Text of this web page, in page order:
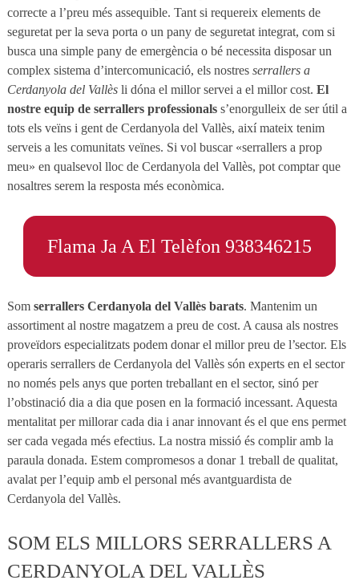
correcte a l’preu més assequible. Tant si requereix elements de
seguretat per la seva porta o un pany de seguretat integrat, com si
busca una simple pany de emergència o bé necessita disposar un
complex sistema d’intercomunicació, els nostres serrallers a
Cerdanyola del Vallèsli dóna el millor servei a el millor cost. El
nostre equip de serrallers professionalss’enorgulleix de ser útil a
tots els veïns i gent de Cerdanyola del Vallès, així mateix tenim
serveis a les comunitats veïnes. Si vol buscar «serrallers a prop
meu» en qualsevol lloc de Cerdanyola del Vallès, pot comptar que
nosaltres serem la resposta més econòmica.
Flama Ja A El Telèfon 938346215
Som serrallers Cerdanyola del Vallès barats. Mantenim un
assortiment al nostre magatzem a preu de cost. A causa als nostres
proveïdors especialitzats podem donar el millor preu de l’sector. Els
operaris serrallers de Cerdanyola del Vallès són experts en el sector
no només pels anys que porten treballant en el sector, sinó per
l’obstinació dia a dia que posen en la formació incessant. Aquesta
mentalitat per millorar cada dia i anar innovant és el que ens permet
ser cada vegada més efectius. La nostra missió és complir amb la
paraula donada. Estem compromesos a donar 1 treball de qualitat,
avalat per l’equip amb el personal més avantguardista de
Cerdanyola del Vallès.
SOM ELS MILLORS SERRALLERS A
CERDANYOLA DEL VALLÈS